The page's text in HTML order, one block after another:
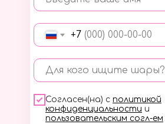
+7
Для кого ищите шары?
Согласен(на) с политикой
конфиденциальности и
пользовательским согл-ем